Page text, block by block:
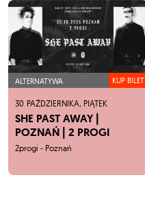
ALTERNATYWA KUP BILET
30 PAŹDZIERNIKA, PIĄTEK
SHE PAST AWAY |
POZNAŃ | 2 PROGI
2progi - Poznań